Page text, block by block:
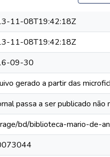
11-08T19:42:18Z
11-08T19:42:18Z
09-30
gerado a partir das
passa a ser publicado
bd/biblioteca-mario-de-